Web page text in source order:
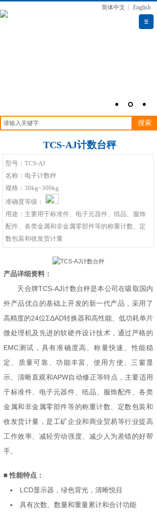
简体中文 English
搜索
TCS-AJ计数台秤
型号：TCS-AJ
名称：电子计数秤
规格：30kg~300kg
准确度等级：
用途：主要用于标准件、电子元器件、纸品、服饰
配件、各类金属和非金属零部件等的称重计数、定
数包装和收发货计量
产品详细资料：
天合牌TCS-AJ计数台秤是本公司在吸取国内
外产品优点的基础上开发的新一代产品，采用了
高精度的24位ΣΔAD转换器和高性能、低功耗单片
微处理机及先进的软硬件设计技术，通过严格的
EMC测试，具有准确度高、称量快速、性能稳
定、质量可靠、功能丰富、使用方便、三窗显
示、清晰直观和APW自动修正等特点，主要适用
于标准件、电子元器件、纸品、服饰配件、各类
金属和非金属零部件等的称重计数、定数包装和
收发货计量，是工矿企业和商业贸易等行业提高
工作效率、减轻劳动强度、减少人为差错的好帮
手。
■ 性能特点：
LCD显示器，绿色背光，清晰悦目
具有次数、数量和重量累计和合计功能